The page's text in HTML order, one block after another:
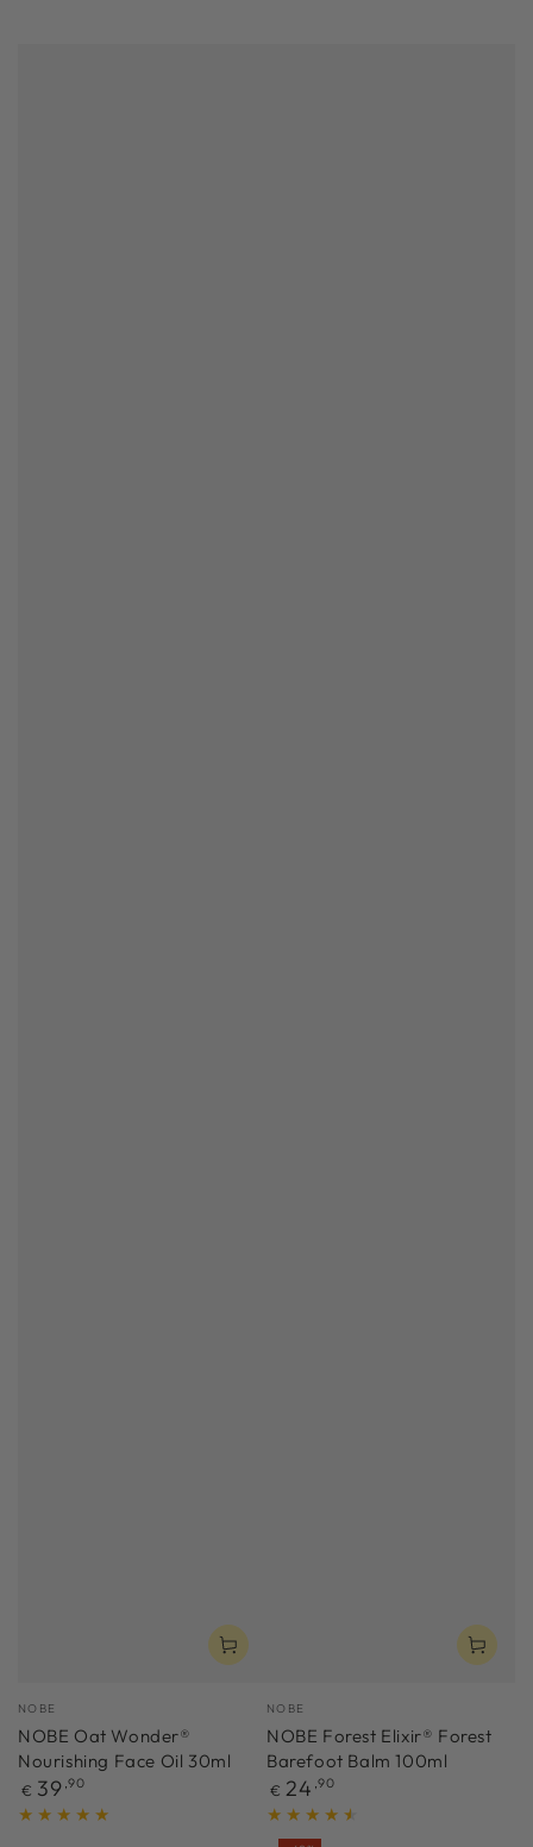
Verkäufer/in:
NOBE
NOBE Oat Wonder®
Nourishing Face Oil 30ml
Regulärer
Preis
€ 39 ,90
Verkäufer/in:
NOBE
NOBE Forest Elixir® Forest
Barefoot Balm 100ml
Regulärer
Preis
€ 24 ,90